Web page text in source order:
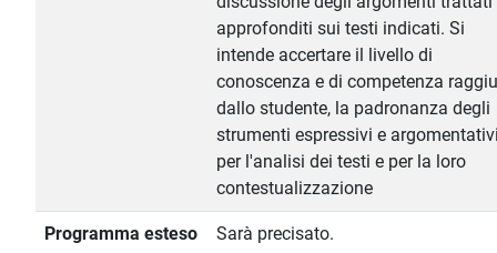
approfonditi sui testi indicati. Si
intende accertare il livello di
conoscenza e di competenza
dallo studente, la padronanza degli
strumenti espressivi e
per l'analisi dei testi e per la loro
contestualizzazione
Programma esteso Sarà precisato.